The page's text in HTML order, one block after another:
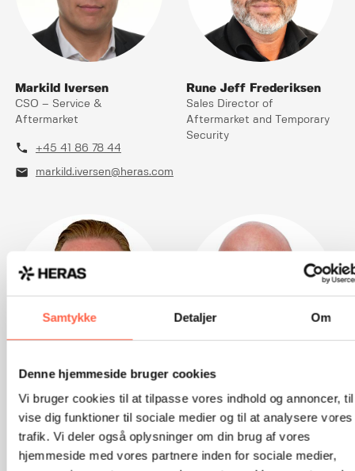
Samtykke Detaljer Om
Denne hjemmeside bruger cookies
Vi bruger cookies til at tilpasse vores indhold og annoncer,
vise dig funktioner til sociale medier og til at analysere vores
trafik. Vi deler også oplysninger om din brug af vores
hjemmeside med vores partnere inden for sociale medier,
Markild Iversen
CSO – Service &
Aftermarket
phone +45 41 86 78 44
mail markild.iversen@heras.com
Rune Jeff Frederiksen
Sales Director of
Aftermarket and Temporary
Security
‪Salgschef, Aftersales
phone +45 31 14 52 54
mail troels.bak@heras.com
Servicechef, Mekanisk
phone +45 61 61 06 56
mail martin.ludvigsen@heras.com